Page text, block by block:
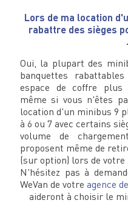
Lors de ma location
rabattre des sièges
Oui, la plupart des
banquettes
espace de coffre plus
même si vous n'êtes
location d'un minibus 9
à 6 ou 7 avec certains
volume de
proposent même de
(sur option) lors de
N'hésitez pas à
WeVan de votreagence
aideront à choisir le